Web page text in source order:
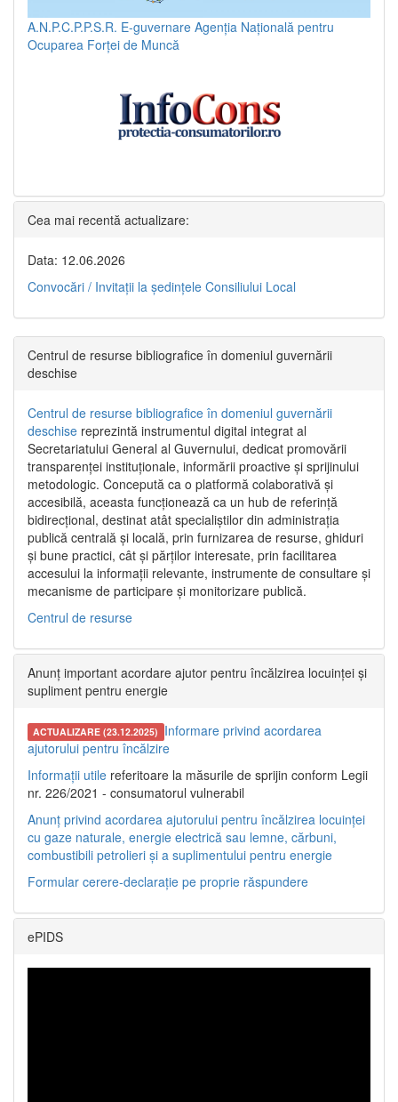
A.N.P.C.P.P.S.R. E-guvernare Agenția Națională pentru
Ocuparea Forței de Muncă
Cea mai recentă actualizare:
Data: 12.06.2026
Convocări / Invitaţii la şedinţele Consiliului Local
Centrul de resurse bibliografice în domeniul guvernării
deschise
Centrul de resurse bibliografice în domeniul guvernării
deschise reprezintă instrumentul digital integrat al
Secretariatului General al Guvernului, dedicat promovării
transparenței instituționale, informării proactive și sprijinului
metodologic. Concepută ca o platformă colaborativă și
accesibilă, aceasta funcționează ca un hub de referință
bidirecțional, destinat atât specialiștilor din administrația
publică centrală și locală, prin furnizarea de resurse, ghiduri
și bune practici, cât și părților interesate, prin facilitarea
accesului la informații relevante, instrumente de consultare și
mecanisme de participare și monitorizare publică.
Centrul de resurse
Anunț important acordare ajutor pentru încălzirea locuinței și
supliment pentru energie
ACTUALIZARE (23.12.2025) Informare privind acordarea
ajutorului pentru încălzire
Informații utile referitoare la măsurile de sprijin conform Legii
nr. 226/2021 - consumatorul vulnerabil
Anunț privind acordarea ajutorului pentru încălzirea locuinței
cu gaze naturale, energie electrică sau lemne, cărbuni,
combustibili petrolieri și a suplimentului pentru energie
Formular cerere-declarație pe proprie răspundere
ePIDS